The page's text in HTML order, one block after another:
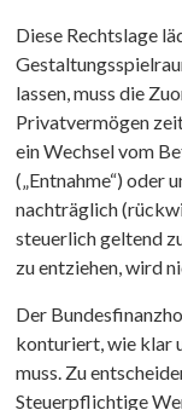
Diese Rechtslage
lassen, muss die
Privatvermögen
ein Wechsel vom
(„Entnahme“) oder
nachträglich
steuerlich geltend
zu entziehen, wird
Der
konturiert, wie klar
muss. Zu
Steuerpflichtige